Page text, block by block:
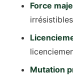
Force
irrésistibles
Mutation